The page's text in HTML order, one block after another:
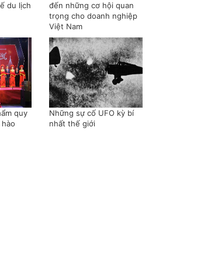
du lịch
đến những cơ hội quan
trọng cho doanh nghiệp
Việt Nam
quy
Những sự cố UFO kỳ bí
nhất thế giới